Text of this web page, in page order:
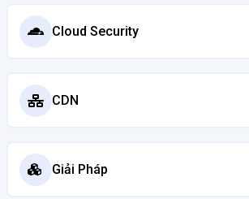
Cloud Security
CDN
Giải Pháp